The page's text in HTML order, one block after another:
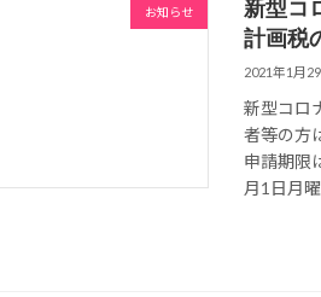
お知らせ
新型コ
計画税
2021年1月
新型コロ
者等の方
申請期限
月1日月